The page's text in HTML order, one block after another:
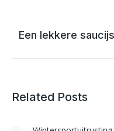
Een lekkere
Related Posts